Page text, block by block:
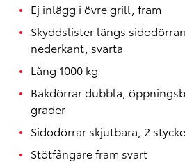
Ej inlägg i övre grill, fram
Skyddslister längs
nederkant, svarta
Lång 1000 kg
Bakdörrar dubbla,
grader
Sidodörrar skjutbara, 2
Stötfångare fram svart